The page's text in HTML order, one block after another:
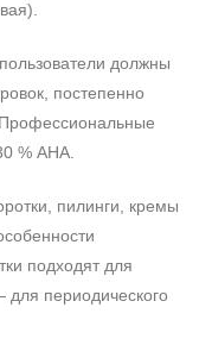
должны
постепенно
% AHA.
пилинги, кремы
подходят для
периодического